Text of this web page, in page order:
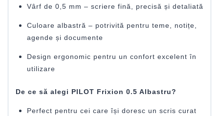
Vârf de 0,5 mm – scriere fină, precisă și detaliată
Culoare albastră – potrivită pentru teme, notițe,
agende și documente
Design ergonomic pentru un confort excelent în
utilizare
De ce să alegi PILOT Frixion 0.5 Albastru?
Perfect pentru cei care își doresc un scris curat